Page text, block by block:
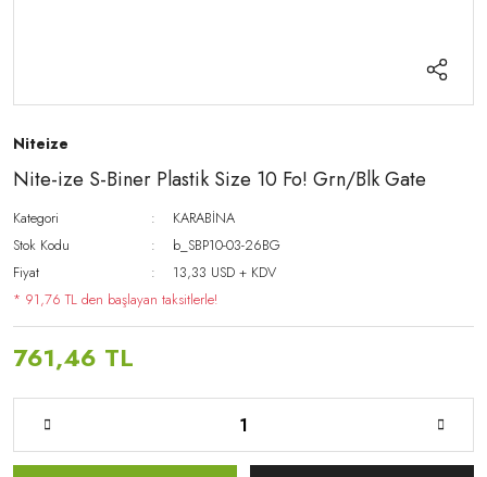
Niteize
Nite-ize S-Biner Plastik Size 10 Fo! Grn/Blk Gate
Kategori
KARABİNA
Stok Kodu
b_SBP10-03-26BG
Fiyat
13,33 USD + KDV
* 91,76 TL den başlayan taksitlerle!
761,46 TL